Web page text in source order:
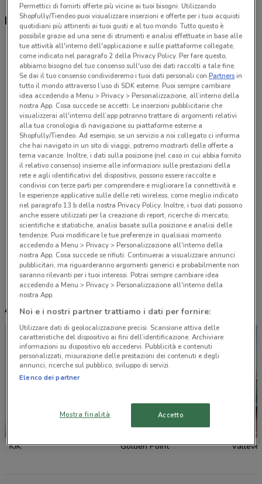
Negozi Lacoste nelle vicinanze
V. Cesare Fracassini 62/66 Roma
1.6 km
Via Cola Di Rienzo 146 Roma
2.9 km
Via Del Corso 61/62 Roma
3.4 km
Via Propaganda 1 Roma
3.9 km
Via Largo Chigi ,17 Galleria Alberto Sordi Roma
4.1 km
Tutti i negozi Lacoste
Altri volantini nelle vicinanze
KiK Golden Point
Permettici di fornirti offerte più vicine ai tuoi bisogni: Utilizzando
Shopfully/Tiendeo puoi visualizzare inserzioni e offerte per i tuoi acquisti
quotidiani più attinenti ai tuoi gusti e al tuo mondo. Tutto questo è
possibile grazie ad una serie di strumenti e analisi effettuate in base alle
tue attività all'interno dell'applicazione e sulle piattaforme collegate,
come indicato nel paragrafo 2 della Privacy Policy. Per fare questo,
abbiamo bisogno del tuo consenso sull'uso dei dati raccolti a tale fine.
Se dai il tuo consenso condivideremo i tuoi dati personali conPartnersin
tutto il mondo attraverso l’uso di SDK esterne. Puoi sempre cambiare
idea accedendo a Menu > Privacy > Personalizzazione, all’interno della
nostra App. Cosa succede se accetti: Le inserzioni pubblicitarie che
visualizzerai all'interno dell’app potranno trattare di argomenti relativi
alla tua cronologia di navigazione su piattaforme esterne a
Shopfully/Tiendeo. Ad esempio, se un servizio a noi collegato ci informa
che hai navigato in un sito di viaggi, potremo mostrarti delle offerte a
tema vacanze. Inoltre, i dati sulla posizione (nel caso in cui abbia fornito
il relativo consenso) insieme alle informazioni sulle prestazioni della
rete e agli identificativi del dispositivo, possono essere raccolte e
condivisi con terze parti per comprendere e migliorare la connettività e
le esperienze applicative sulle delle reti wireless, come meglio indicato
nel paragrafo 13.b della nostra Privacy Policy. Inoltre, i tuoi dati possono
anche essere utilizzati per la creazione di report, ricerche di mercato,
scientifiche e statistiche, analisi basate sulla posizione e analisi delle
tendenze. Puoi modificare le tue preferenze in qualsiasi momento
accedendo a Menu > Privacy > Personalizzazione all'interno della
nostra App. Cosa succede se rifiuti: Continuerai a visualizzare annunci
pubblicitari, ma riguarderanno argomenti generici e probabilmente non
saranno rilevanti per i tuoi interessi. Potrai sempre cambiare idea
accedendo a Menu > Privacy > Personalizzazione all'interno della
nostra App.
Noi e i nostri partner trattiamo i dati per fornire:
Utilizzare dati di geolocalizzazione precisi. Scansione attiva delle
caratteristiche del dispositivo ai fini dell’identificazione. Archiviare
informazioni su dispositivo e/o accedervi. Pubblicità e contenuti
personalizzati, misurazione delle prestazioni dei contenuti e degli
annunci, ricerche sul pubblico, sviluppo di servizi.
Elenco dei partner
Mostra finalità Accetto